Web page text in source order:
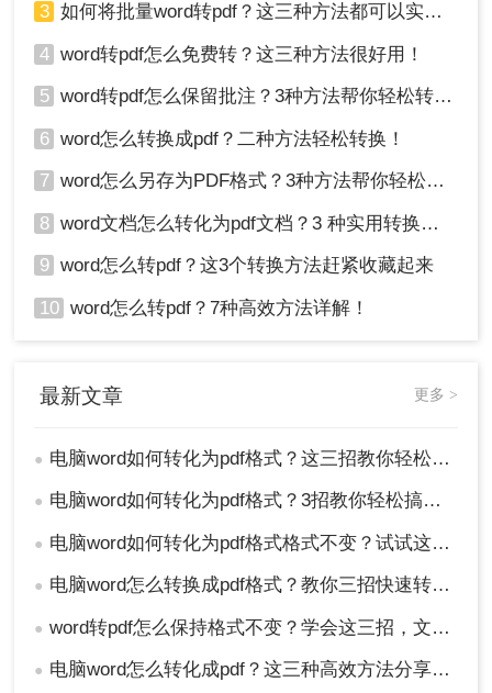
4、转换完成，打开就能看到转换后的PDF文件了。
五、注意事项
备份原始文件：在进行转换之前，请务必备份
原始Word文档以防万一。这可以确保在转换过
检查转换质量：在转换完成后，请务必检查转
换后的PDF文件以确保其格式和布局与原始文
档一致。如有需要，可以调整转换选项或参数
以获得更好的转换质量。
并注意保护个人隐私和文件安全。避免上传包
含敏感信息的文档到不安全的在线工具中。
总结
以上就是电脑word如何转化为pdf格式的方法介绍
了，您可以轻松地将Word文档转换为PDF格式，以
据您的具体需求选择合适的转换方法和工具。
3 如何将批量word转pdf？这三种方法都可以实现批量转换
4 word转pdf怎么免费转？这三种方法很好用！
5 word转pdf怎么保留批注？3种方法帮你轻松转换！
6 word怎么转换成pdf？二种方法轻松转换！
7 word怎么另存为PDF格式？3种方法帮你轻松转换!
8 word文档怎么转化为pdf文档？3 种实用转换方法，完美保留原文档格式！
9 word怎么转pdf？这3个转换方法赶紧收藏起来
10 word怎么转pdf？7种高效方法详解！
最新文章 更多 >
● 电脑word如何转化为pdf格式？这三招教你轻松转换！
● 电脑word如何转化为pdf格式？3招教你轻松搞定！
● 电脑word如何转化为pdf格式格式不变？试试这三种方法吧！
● 电脑word怎么转换成pdf格式？教你三招快速转格式！
● word转pdf怎么保持格式不变？学会这三招，文件排版不用愁！
● 电脑word怎么转化成pdf？这三种高效方法分享给你！